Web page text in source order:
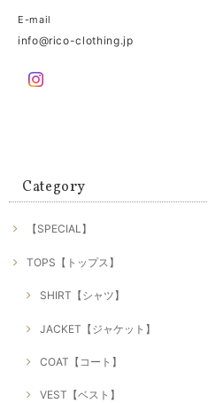
E-mail
info@rico-clothing.jp
Category
【SPECIAL】
TOPS【トップス】
SHIRT【シャツ】
JACKET【ジャケット】
COAT【コート】
VEST【ベスト】